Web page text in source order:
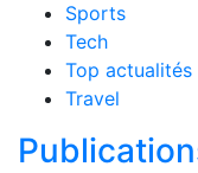
Sports
Tech
Top actualités
Travel